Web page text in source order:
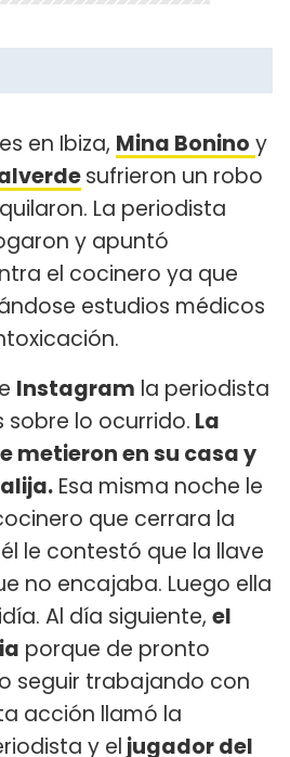
en Ibiza, Mina Bonino y
sufrieron un robo
La periodista
y apuntó
el cocinero ya que
estudios médicos
Instagram la periodista
lo ocurrido. La
metieron en su casa y
Esa misma noche le
que cerrara la
le contestó que la llave
no encajaba. Luego ella
Al día siguiente, el
porque de pronto
seguir trabajando con
acción llamó la
y el jugador del